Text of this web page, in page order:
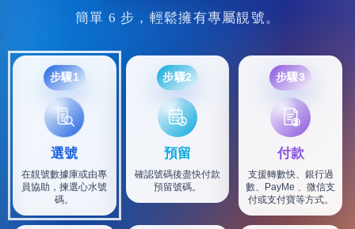
簡單 6 步，輕鬆擁有專屬靚號。
步驟1
選號
在靚號數據庫或由專
員協助，揀選心水號
碼。
步驟2
預留
確認號碼後盡快付款
預留號碼。
步驟3
付款
支援轉數快、銀行過
數、PayMe 、微信支
付或支付寶等方式。